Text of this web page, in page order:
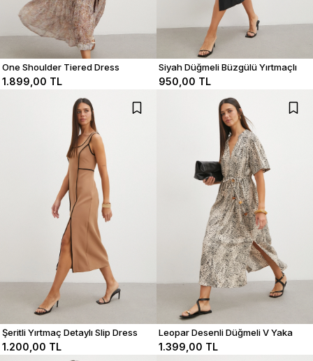
One Shoulder Tiered Dress
1.899,00 TL
Siyah Düğmeli Büzgülü Yırtmaçlı
Elbise
950,00 TL
Şeritli Yırtmaç Detaylı Slip Dress
1.200,00 TL
Leopar Desenli Düğmeli V Yaka
Elbise
1.399,00 TL